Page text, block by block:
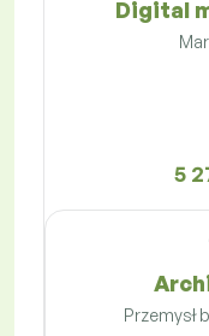
Digital
5
Przemysł